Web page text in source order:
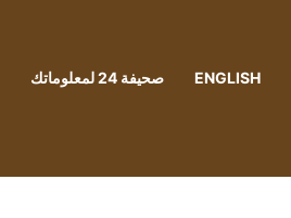
ENGLISH صحيفة 24 لمعلوماتك